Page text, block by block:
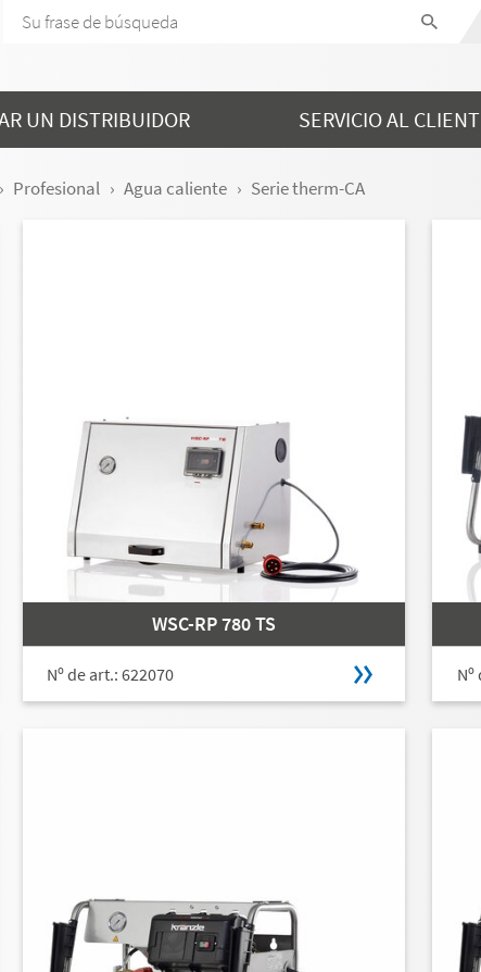
UN DISTRIBUIDOR SERVICIO AL
Profesional Agua caliente Serie therm-CA
WSC-RP 780 TS
Nº de art.: 622070